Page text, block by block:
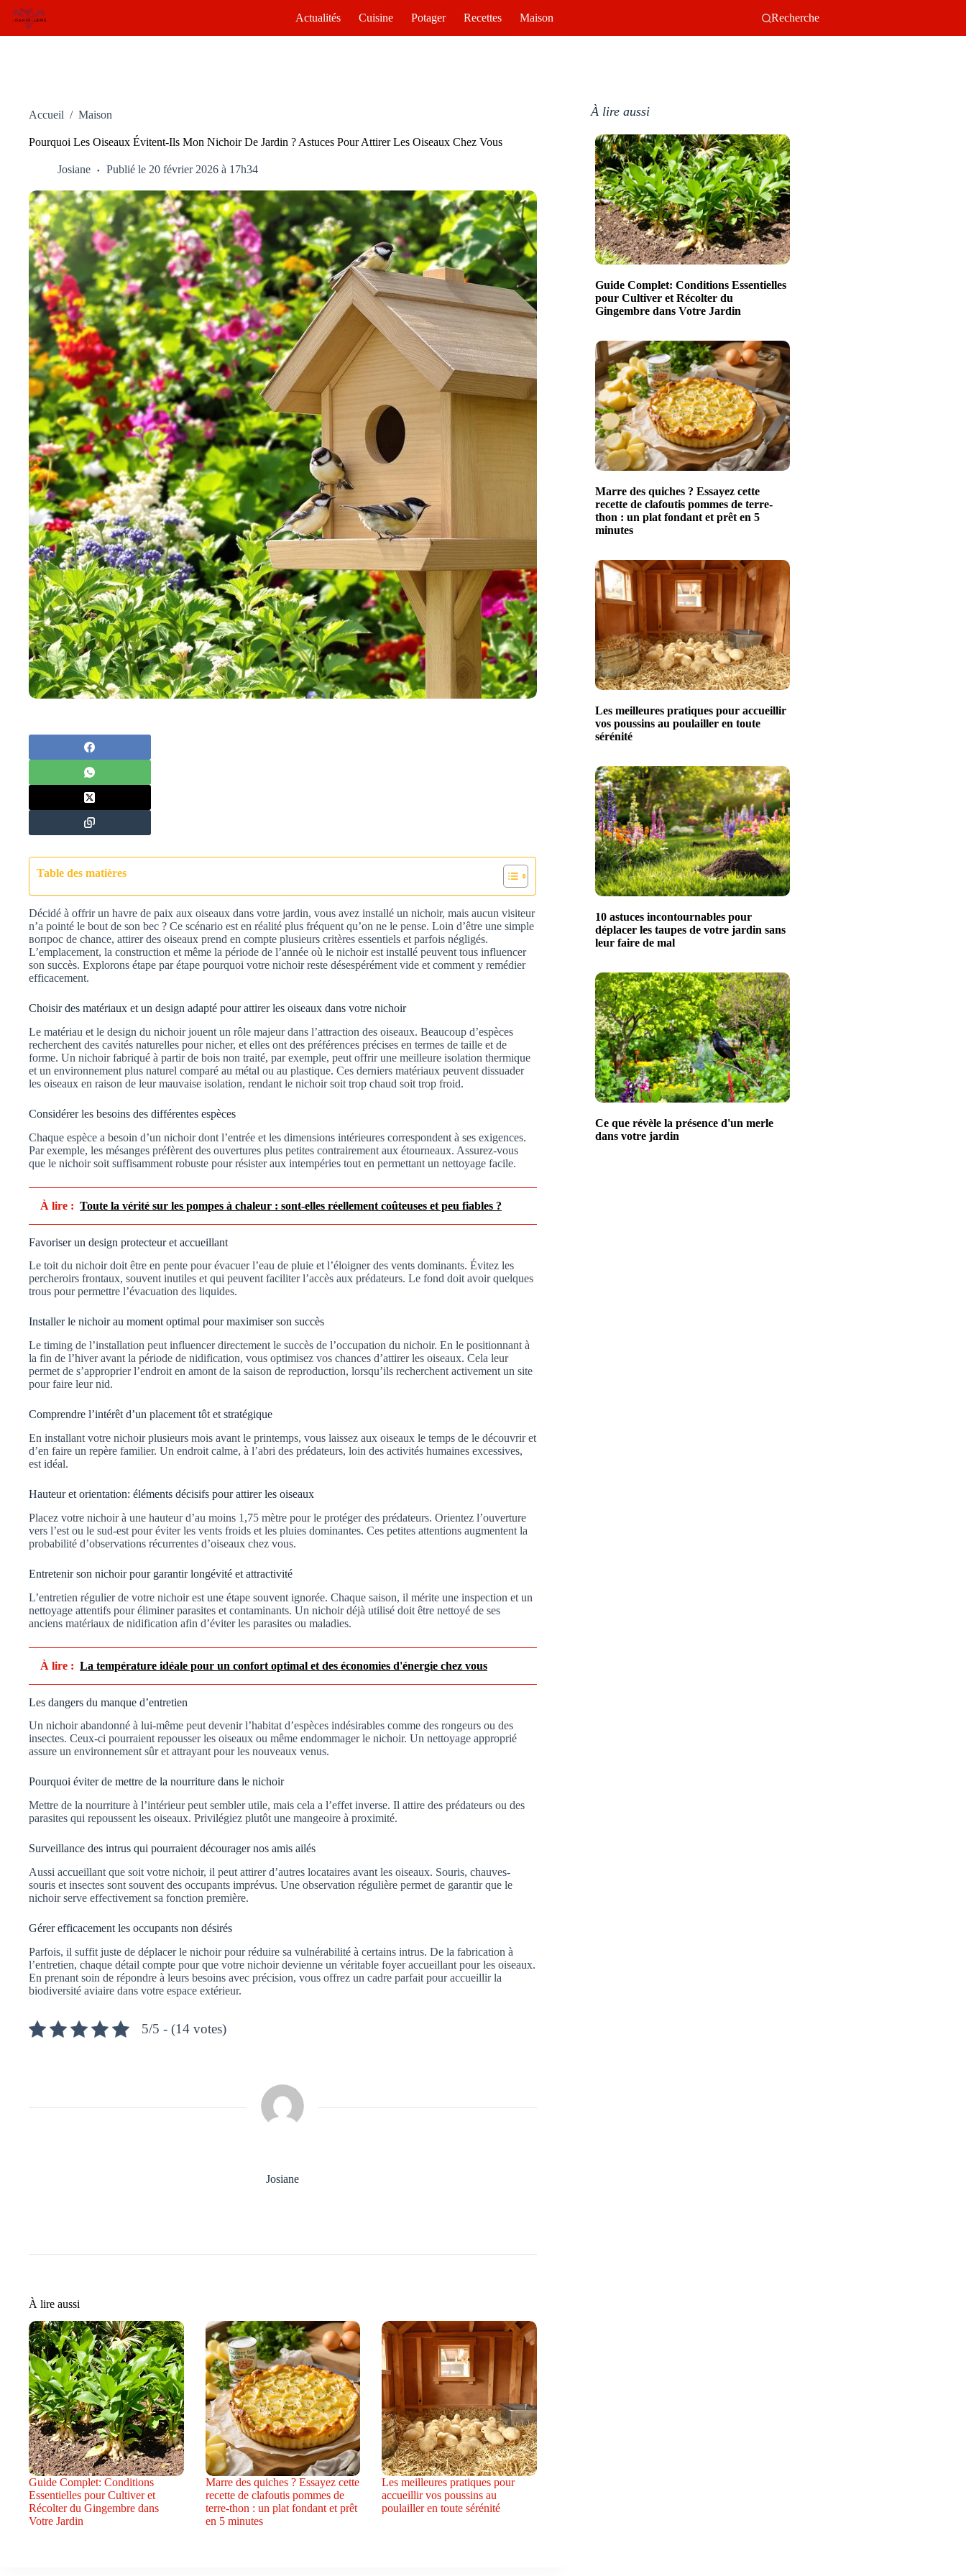
Passer
contenu
Actualités Cuisine Potager Recettes Maison Recherche
Accueil / Maison
Pourquoi Les Oiseaux Évitent-Ils Mon Nichoir De Jardin ? Astuces Pour Attirer Les Oiseaux Chez Vous
Josiane Publié le 20 février 2026 à 17h34
Table des matières
Décidé à offrir un havre de paix aux oiseaux dans votre jardin, vous avez installé un nichoir, mais aucun visiteur
n’a pointé le bout de son bec ? Ce scénario est en réalité plus fréquent qu’on ne le pense. Loin d’être une simple
вопрос de chance, attirer des oiseaux prend en compte plusieurs critères essentiels et parfois négligés.
L’emplacement, la construction et même la période de l’année où le nichoir est installé peuvent tous influencer
son succès. Explorons étape par étape pourquoi votre nichoir reste désespérément vide et comment y remédier
efficacement.
Choisir des matériaux et un design adapté pour attirer les oiseaux dans votre nichoir
Le matériau et le design du nichoir jouent un rôle majeur dans l’attraction des oiseaux. Beaucoup d’espèces
recherchent des cavités naturelles pour nicher, et elles ont des préférences précises en termes de taille et de
forme. Un nichoir fabriqué à partir de bois non traité, par exemple, peut offrir une meilleure isolation thermique
et un environnement plus naturel comparé au métal ou au plastique. Ces derniers matériaux peuvent dissuader
les oiseaux en raison de leur mauvaise isolation, rendant le nichoir soit trop chaud soit trop froid.
Considérer les besoins des différentes espèces
Chaque espèce a besoin d’un nichoir dont l’entrée et les dimensions intérieures correspondent à ses exigences.
Par exemple, les mésanges préfèrent des ouvertures plus petites contrairement aux étourneaux. Assurez-vous
que le nichoir soit suffisamment robuste pour résister aux intempéries tout en permettant un nettoyage facile.
À lire : Toute la vérité sur les pompes à chaleur : sont-elles réellement coûteuses et peu fiables ?
Favoriser un design protecteur et accueillant
Le toit du nichoir doit être en pente pour évacuer l’eau de pluie et l’éloigner des vents dominants. Évitez les
percheroirs frontaux, souvent inutiles et qui peuvent faciliter l’accès aux prédateurs. Le fond doit avoir quelques
trous pour permettre l’évacuation des liquides.
Installer le nichoir au moment optimal pour maximiser son succès
Le timing de l’installation peut influencer directement le succès de l’occupation du nichoir. En le positionnant à
la fin de l’hiver avant la période de nidification, vous optimisez vos chances d’attirer les oiseaux. Cela leur
permet de s’approprier l’endroit en amont de la saison de reproduction, lorsqu’ils recherchent activement un site
pour faire leur nid.
Comprendre l’intérêt d’un placement tôt et stratégique
En installant votre nichoir plusieurs mois avant le printemps, vous laissez aux oiseaux le temps de le découvrir et
d’en faire un repère familier. Un endroit calme, à l’abri des prédateurs, loin des activités humaines excessives,
est idéal.
Hauteur et orientation: éléments décisifs pour attirer les oiseaux
Placez votre nichoir à une hauteur d’au moins 1,75 mètre pour le protéger des prédateurs. Orientez l’ouverture
vers l’est ou le sud-est pour éviter les vents froids et les pluies dominantes. Ces petites attentions augmentent la
probabilité d’observations récurrentes d’oiseaux chez vous.
Entretenir son nichoir pour garantir longévité et attractivité
L’entretien régulier de votre nichoir est une étape souvent ignorée. Chaque saison, il mérite une inspection et un
nettoyage attentifs pour éliminer parasites et contaminants. Un nichoir déjà utilisé doit être nettoyé de ses
anciens matériaux de nidification afin d’éviter les parasites ou maladies.
À lire : La température idéale pour un confort optimal et des économies d'énergie chez vous
Les dangers du manque d’entretien
Un nichoir abandonné à lui-même peut devenir l’habitat d’espèces indésirables comme des rongeurs ou des
insectes. Ceux-ci pourraient repousser les oiseaux ou même endommager le nichoir. Un nettoyage approprié
assure un environnement sûr et attrayant pour les nouveaux venus.
Pourquoi éviter de mettre de la nourriture dans le nichoir
Mettre de la nourriture à l’intérieur peut sembler utile, mais cela a l’effet inverse. Il attire des prédateurs ou des
parasites qui repoussent les oiseaux. Privilégiez plutôt une mangeoire à proximité.
Surveillance des intrus qui pourraient décourager nos amis ailés
Aussi accueillant que soit votre nichoir, il peut attirer d’autres locataires avant les oiseaux. Souris, chauves-
souris et insectes sont souvent des occupants imprévus. Une observation régulière permet de garantir que le
nichoir serve effectivement sa fonction première.
Gérer efficacement les occupants non désirés
Parfois, il suffit juste de déplacer le nichoir pour réduire sa vulnérabilité à certains intrus. De la fabrication à
l’entretien, chaque détail compte pour que votre nichoir devienne un véritable foyer accueillant pour les oiseaux.
En prenant soin de répondre à leurs besoins avec précision, vous offrez un cadre parfait pour accueillir la
biodiversité aviaire dans votre espace extérieur.
5/5 - (14 votes)
Josiane
À lire aussi
Guide Complet: Conditions
Essentielles pour Cultiver et
Récolter du Gingembre dans
Votre Jardin
Marre des quiches ? Essayez cette
recette de clafoutis pommes de
terre-thon : un plat fondant et prêt
en 5 minutes
Les meilleures pratiques pour
accueillir vos poussins au
poulailler en toute sérénité
À lire aussi
Guide Complet: Conditions Essentielles
pour Cultiver et Récolter du
Gingembre dans Votre Jardin
Marre des quiches ? Essayez cette
recette de clafoutis pommes de terre-
thon : un plat fondant et prêt en 5
minutes
Les meilleures pratiques pour accueillir
vos poussins au poulailler en toute
sérénité
10 astuces incontournables pour
déplacer les taupes de votre jardin sans
leur faire de mal
Ce que révèle la présence d'un merle
dans votre jardin